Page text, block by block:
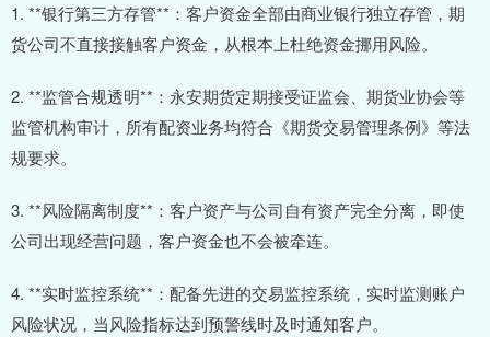
1. **银行第三方存管**：客户资金全部由商业银行独立存管，期
货公司不直接接触客户资金，从根本上杜绝资金挪用风险。
2. **监管合规透明**：永安期货定期接受证监会、期货业协会等
监管机构审计，所有配资业务均符合《期货交易管理条例》等法
规要求。
3. **风险隔离制度**：客户资产与公司自有资产完全分离，即使
公司出现经营问题，客户资金也不会被牵连。
4. **实时监控系统**：配备先进的交易监控系统，实时监测账户
风险状况，当风险指标达到预警线时及时通知客户。